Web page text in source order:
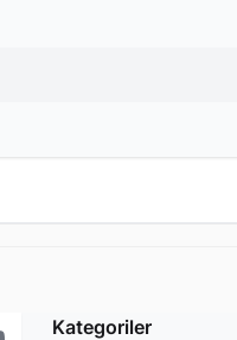
Kategoriler